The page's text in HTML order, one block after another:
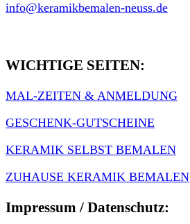
info@keramikbemalen-neuss.de
WICHTIGE SEITEN:
MAL-ZEITEN & ANMELDUNG
GESCHENK-GUTSCHEINE
KERAMIK SELBST BEMALEN
ZUHAUSE KERAMIK BEMALEN
Impressum / Datenschutz: